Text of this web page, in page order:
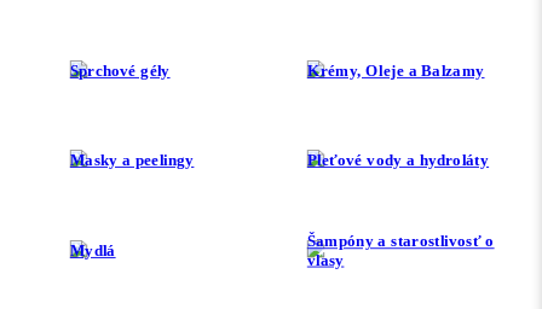
Sprchové gély Krémy, Oleje a Balzamy
Masky a peelingy Pleťové vody a hydroláty
Mydlá
Šampóny a starostlivosť o
vlasy